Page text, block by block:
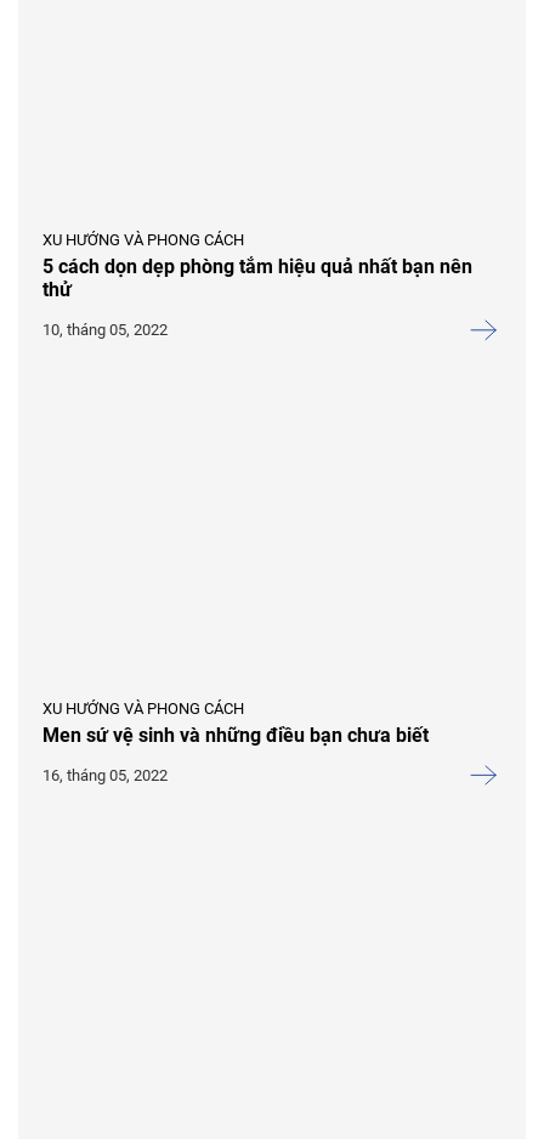
XU HƯỚNG VÀ PHONG CÁCH
5 cách dọn dẹp phòng tắm hiệu quả nhất bạn nên
thử
10, tháng 05, 2022
XU HƯỚNG VÀ PHONG CÁCH
Men sứ vệ sinh và những điều bạn chưa biết
16, tháng 05, 2022